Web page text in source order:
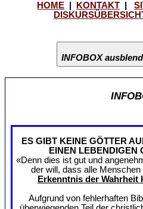
HOME KONTAKT
ES GIBT KEINE GÖTTER
EINEN LEBENDIGEN
«Denn dies ist gut und
der will, dass alle
Erkenntnis der Wahrheit
Aufgrund von fehlerhaften